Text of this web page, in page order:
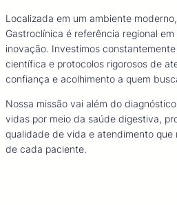
Localizada em um ambiente
Gastroclínica é referência regional
inovação. Investimos
científica e protocolos rigorosos de
confiança e acolhimento a quem
Nossa missão vai além do
vidas por meio da saúde digestiva,
qualidade de vida e atendimento
de cada paciente.